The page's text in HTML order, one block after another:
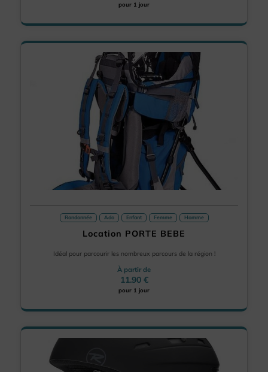
pour 1 jour
Randonnée Ado Enfant Femme Homme
Location PORTE BEBE
Idéal pour parcourir les nombreux parcours de la région !
À partir de
11.90 €
pour 1 jour